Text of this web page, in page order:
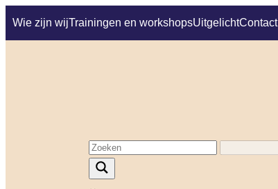
Wie zijn wijTrainingen en workshopsUitgelichtContact